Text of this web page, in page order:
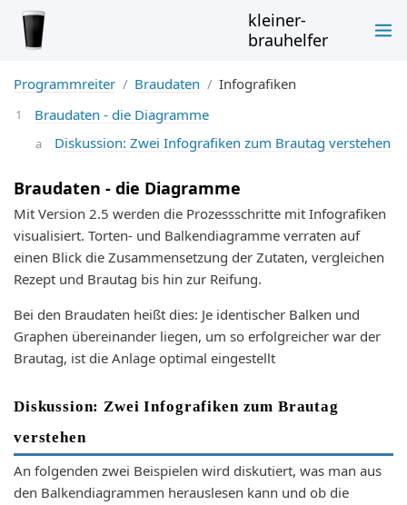
kleiner-
brauhelfer
Programmreiter Braudaten
Infografiken
Braudaten - die Diagramme
Diskussion: Zwei Infografiken zum Brautag verstehen
Braudaten - die Diagramme
Mit Version 2.5 werden die Prozessschritte mit Infografiken
visualisiert. Torten- und Balkendiagramme verraten auf
einen Blick die Zusammensetzung der Zutaten, vergleichen
Rezept und Brautag bis hin zur Reifung.
Bei den Braudaten heißt dies: Je identischer Balken und
Graphen übereinander liegen, um so erfolgreicher war der
Brautag, ist die Anlage optimal eingestellt
Diskussion: Zwei Infografiken zum Brautag
verstehen
An folgenden zwei Beispielen wird diskutiert, was man aus
den Balkendiagrammen herauslesen kann und ob die